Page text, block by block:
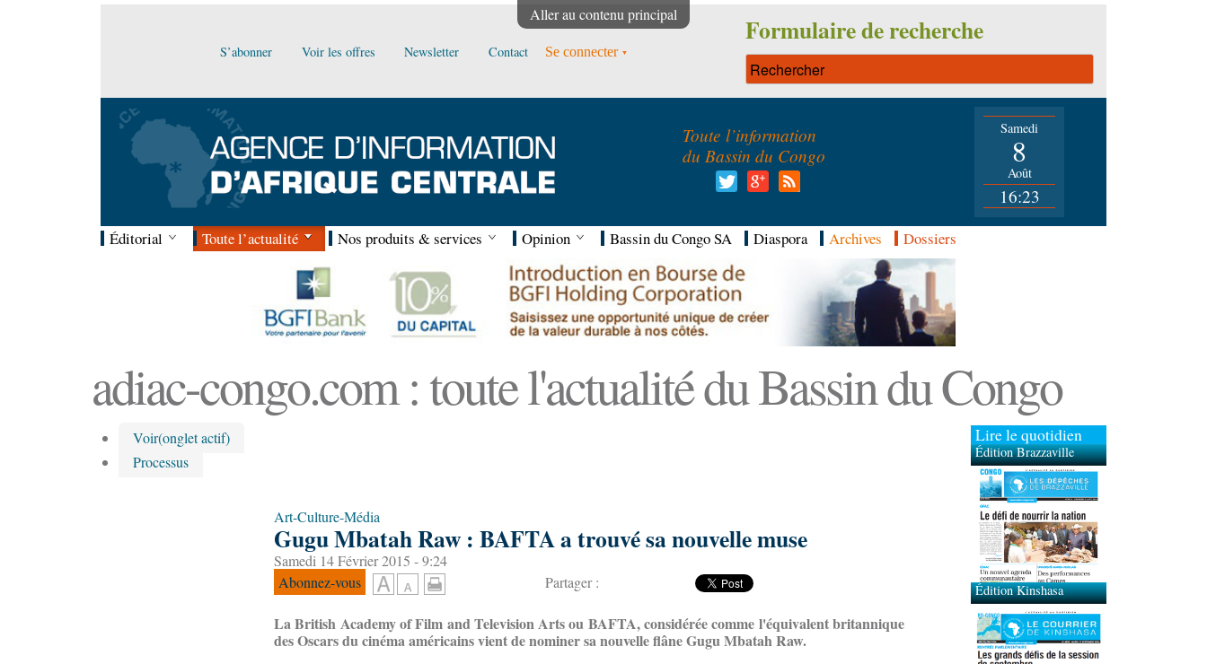
Aller au contenu principal
S’abonner Voir les offres Newsletter Contact Se connecter
Formulaire de recherche
Toute l’information
du Bassin du Congo
Samedi
8
Août
16:23
Éditorial Toute l’actualité Nos produits & services Opinion Bassin du Congo SA Diaspora Archives Dossiers
adiac-congo.com : toute l'actualité du Bassin du Congo
Voir(onglet actif)
Processus
Art-Culture-Média
Gugu Mbatah Raw : BAFTA a trouvé sa nouvelle muse
Samedi 14 Février 2015 - 9:24
Abonnez-vous
Partager :
La British Academy of Film and Television Arts ou BAFTA, considérée comme l'équivalent britannique
des Oscars du cinéma américains vient de nominer sa nouvelle flâne Gugu Mbatah Raw.
Lire le quotidien
Édition Brazzaville
Édition Kinshasa